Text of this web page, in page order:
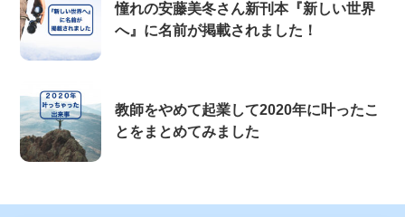
憧れの安藤美冬さん新刊本『新しい世界
へ』に名前が掲載されました！
教師をやめて起業して2020年に叶ったこ
とをまとめてみました